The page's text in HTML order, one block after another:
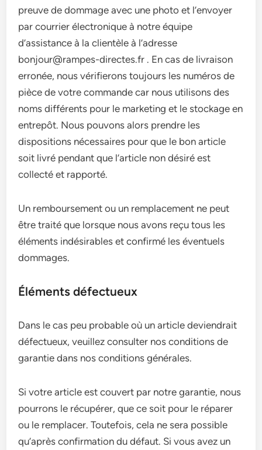
preuve de dommage avec une photo et l’envoyer
par courrier électronique à notre équipe
d’assistance à la clientèle à l’adresse
bonjour@rampes-directes.fr . En cas de livraison
erronée, nous vérifierons toujours les numéros de
pièce de votre commande car nous utilisons des
noms différents pour le marketing et le stockage en
entrepôt. Nous pouvons alors prendre les
dispositions nécessaires pour que le bon article
soit livré pendant que l’article non désiré est
collecté et rapporté.
Un remboursement ou un remplacement ne peut
être traité que lorsque nous avons reçu tous les
éléments indésirables et confirmé les éventuels
dommages.
Éléments défectueux
Dans le cas peu probable où un article deviendrait
défectueux, veuillez consulter nos conditions de
garantie dans nos conditions générales.
Si votre article est couvert par notre garantie, nous
pourrons le récupérer, que ce soit pour le réparer
ou le remplacer. Toutefois, cela ne sera possible
qu’après confirmation du défaut. Si vous avez un